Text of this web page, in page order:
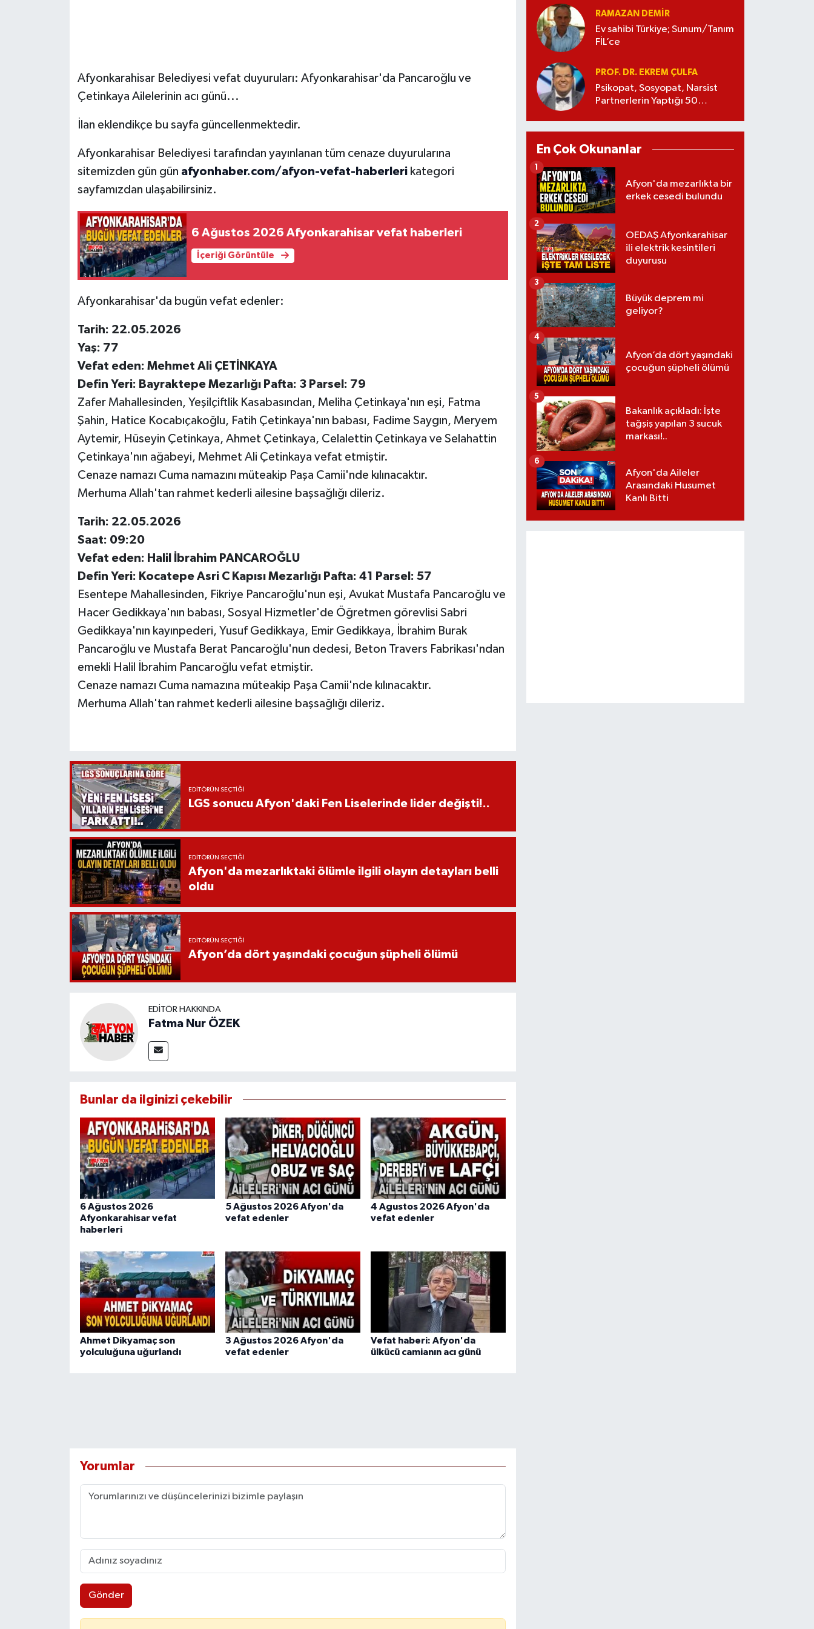
Afyonkarahisar Belediyesi vefat duyuruları: Afyonkarahisar'da Pancaroğlu ve
Çetinkaya Ailelerinin acı günü...
İlan eklendikçe bu sayfa güncellenmektedir.
Afyonkarahisar Belediyesi tarafından yayınlanan tüm cenaze duyurularına
sitemizden gün gün afyonhaber.com/afyon-vefat-haberlerikategori
sayfamızdan ulaşabilirsiniz.
6 Ağustos 2026 Afyonkarahisar vefat haberleri
İçeriği Görüntüle
Afyonkarahisar'da bugün vefat edenler:
Tarih: 22.05.2026
Yaş: 77
Vefat eden: Mehmet Ali ÇETİNKAYA
Defin Yeri: Bayraktepe Mezarlığı Pafta: 3 Parsel: 79
Zafer Mahallesinden, Yeşilçiftlik Kasabasından, Meliha Çetinkaya'nın eşi, Fatma
Şahin, Hatice Kocabıçakoğlu, Fatih Çetinkaya'nın babası, Fadime Saygın, Meryem
Aytemir, Hüseyin Çetinkaya, Ahmet Çetinkaya, Celalettin Çetinkaya ve Selahattin
Çetinkaya'nın ağabeyi, Mehmet Ali Çetinkaya vefat etmiştir.
Cenaze namazı Cuma namazını müteakip Paşa Camii'nde kılınacaktır.
Merhuma Allah'tan rahmet kederli ailesine başsağlığı dileriz.
Tarih: 22.05.2026
Saat: 09:20
Vefat eden: Halil İbrahim PANCAROĞLU
Defin Yeri: Kocatepe Asri C Kapısı Mezarlığı Pafta: 41 Parsel: 57
Esentepe Mahallesinden, Fikriye Pancaroğlu'nun eşi, Avukat Mustafa Pancaroğlu ve
Hacer Gedikkaya'nın babası, Sosyal Hizmetler'de Öğretmen görevlisi Sabri
Gedikkaya'nın kayınpederi, Yusuf Gedikkaya, Emir Gedikkaya, İbrahim Burak
Pancaroğlu ve Mustafa Berat Pancaroğlu'nun dedesi, Beton Travers Fabrikası'ndan
emekli Halil İbrahim Pancaroğlu vefat etmiştir.
Cenaze namazı Cuma namazına müteakip Paşa Camii'nde kılınacaktır.
Merhuma Allah'tan rahmet kederli ailesine başsağlığı dileriz.
EDITÖRÜN SEÇTIĞI
LGS sonucu Afyon'daki Fen Liselerinde lider değişti!..
EDITÖRÜN SEÇTIĞI
Afyon'da mezarlıktaki ölümle ilgili olayın detayları belli
oldu
EDITÖRÜN SEÇTIĞI
Afyon’da dört yaşındaki çocuğun şüpheli ölümü
EDITÖR HAKKINDA
Fatma Nur ÖZEK
Bunlar da ilginizi çekebilir
6 Ağustos 2026
Afyonkarahisar vefat
haberleri
5 Ağustos 2026 Afyon'da
vefat edenler
4 Agustos 2026 Afyon'da
vefat edenler
Ahmet Dikyamaç son
yolculuğuna uğurlandı
3 Ağustos 2026 Afyon'da
vefat edenler
Vefat haberi: Afyon'da
ülkücü camianın acı günü
Yorumlar
Gönder
RAMAZAN DEMİR
Ev sahibi Türkiye; Sunum/Tanım
FİL’ce
PROF. DR. EKREM ÇULFA
Psikopat, Sosyopat, Narsist
Partnerlerin Yaptığı 50
En Çok Okunanlar
Afyon'da mezarlıkta bir
erkek cesedi bulundu
1
OEDAŞ Afyonkarahisar
ili elektrik kesintileri
duyurusu
2
Büyük deprem mi
geliyor?
3
Afyon’da dört yaşındaki
çocuğun şüpheli ölümü
4
Bakanlık açıkladı: İşte
tağşiş yapılan 3 sucuk
markası!..
5
Afyon'da Aileler
Arasındaki Husumet
Kanlı Bitti
6